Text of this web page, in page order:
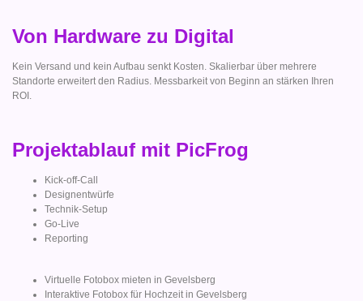
Von Hardware zu Digital
Kein Versand und kein Aufbau senkt Kosten. Skalierbar über mehrere
Standorte erweitert den Radius. Messbarkeit von Beginn an stärken Ihren
ROI.
Projektablauf mit PicFrog
Kick-off-Call
Designentwürfe
Technik-Setup
Go-Live
Reporting
Virtuelle Fotobox mieten in Gevelsberg
Interaktive Fotobox für Hochzeit in Gevelsberg